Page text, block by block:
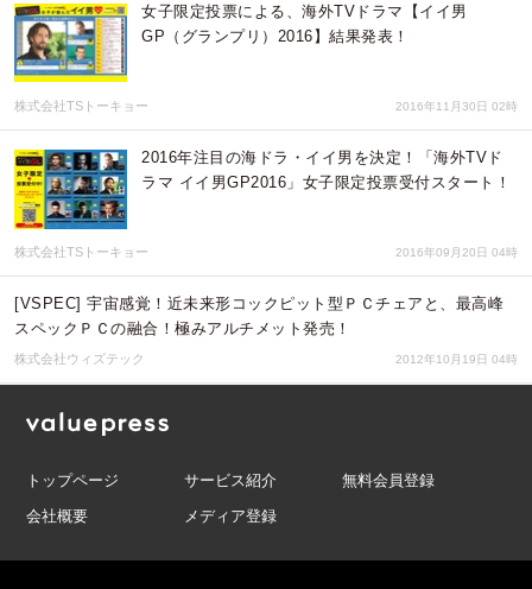
女子限定投票による、海外TVドラマ【イイ男
GP（グランプリ）2016】結果発表！
株式会社TSトーキョー 2016年11月30日 02時
2016年注目の海ドラ・イイ男を決定！「海外TVド
ラマ イイ男GP2016」女子限定投票受付スタート！
株式会社TSトーキョー 2016年09月20日 04時
[VSPEC] 宇宙感覚！近未来形コックピット型ＰＣチェアと、最高峰
スペックＰＣの融合！極みアルチメット発売！
株式会社ウィズテック 2012年10月19日 04時
トップページ サービス紹介
無料会員登録
会社概要
メディア登録